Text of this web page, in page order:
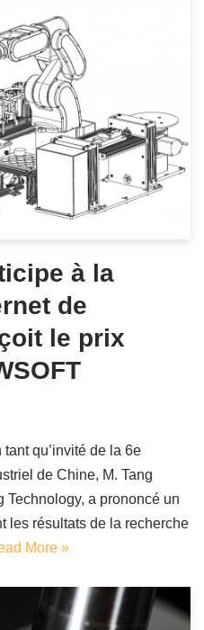
à la
de
le prix
qu’invité de la 6e
de Chine, M. Tang
Technology, a prononcé un
les résultats de la recherche
More »